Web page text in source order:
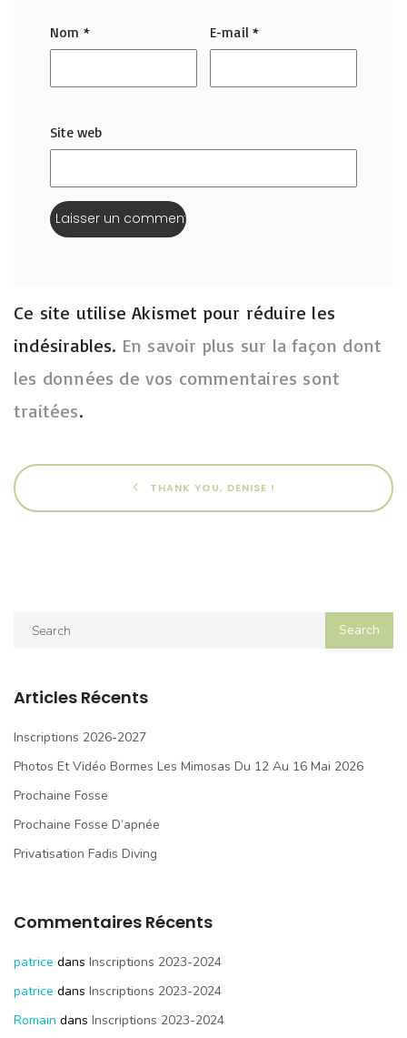
Nom * E-mail*
Site web
Ce site utilise Akismet pour réduire les
indésirables. En savoir plus sur la façon dont
les données de vos commentaires sont
traitées.
THANK YOU, DENISE !
Articles Récents
Inscriptions 2026-2027
Photos Et Vidéo Bormes Les Mimosas Du 12 Au 16 Mai 2026
Prochaine Fosse
Prochaine Fosse D’apnée
Privatisation Fadis Diving
Commentaires Récents
patrice dans Inscriptions 2023-2024
patrice dans Inscriptions 2023-2024
Romain dans Inscriptions 2023-2024